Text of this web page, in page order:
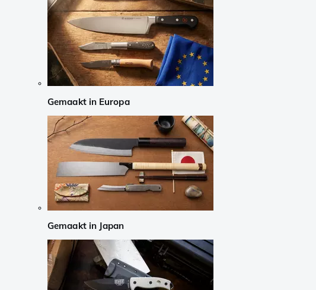
Gemaakt in Europa
Gemaakt in Japan